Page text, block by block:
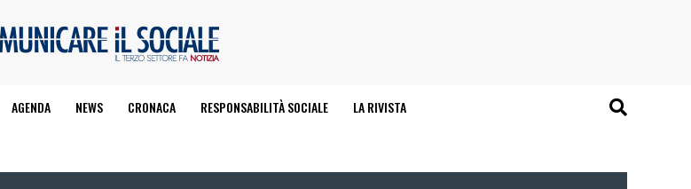
AGENDA NEWS CRONACA RESPONSABILITÀ SOCIALE LA RIVISTA